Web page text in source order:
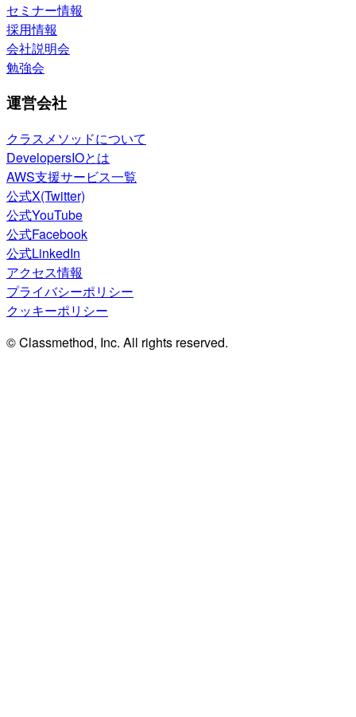
セミナー情報
採用情報
会社説明会
勉強会
運営会社
クラスメソッドについて
DevelopersIOとは
AWS支援サービス一覧
公式X(Twitter)
公式YouTube
公式Facebook
公式LinkedIn
アクセス情報
プライバシーポリシー
クッキーポリシー
© Classmethod, Inc. All rights reserved.